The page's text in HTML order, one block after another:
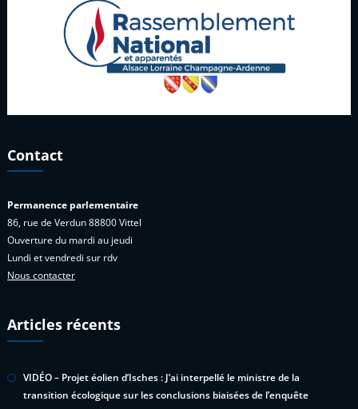
Contact
Permanence parlementaire
86, rue de Verdun 88800 Vittel
Ouverture du mardi au jeudi
Lundi et vendredi sur rdv
Nous contacter
Articles récents
VIDÉO – Projet éolien d’Isches : J’ai interpellé le ministre de la
transition écologique sur les conclusions biaisées de l’enquête